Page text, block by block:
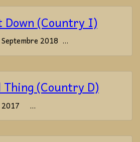
Down (Country I)
2018 ...
Thing (Country D)
2017 ...